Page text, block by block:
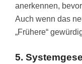
anerkennen,
Auch wenn das
„Frühere“
5.